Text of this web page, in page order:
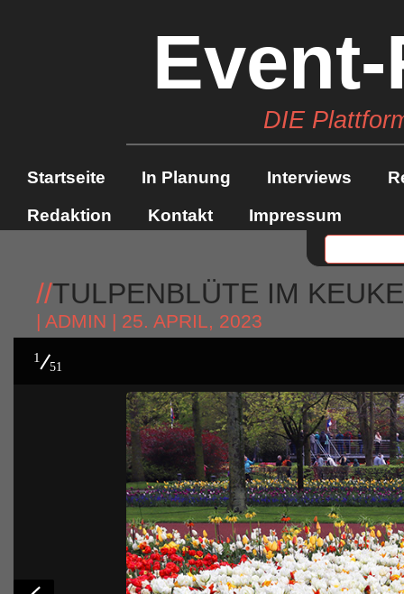
DIE
Startseite In Planung Interviews
Redaktion
Kontakt Impressum
//TULPENBLÜTE IM
| ADMIN | 25. APRIL, 2023
1
51